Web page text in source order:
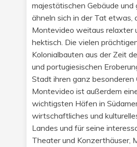
majestätischen Gebäude und
ähneln sich in der Tat etwas,
Montevideo weitaus relaxter
hektisch. Die vielen
Kolonialbauten aus der Zeit
und portugiesischen
Stadt ihren ganz besonderen
Montevideo ist außerdem
wichtigsten Häfen in
wirtschaftliches und
Landes und für seine
Theater und Konzerthäuser,